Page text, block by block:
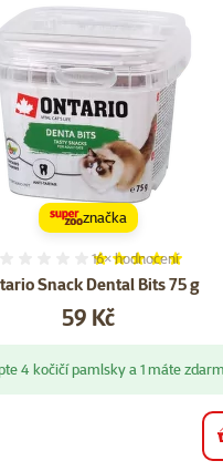
Snack Dental Bits 75 g
Hodnocení 96%,
16×hodnocení
Cena
59 Kč
značka
4 kočičí pamlsky a 1 máte